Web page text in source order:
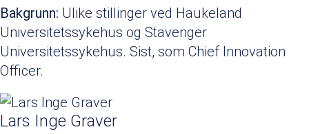
Bakgrunn: Ulike stillinger ved Haukeland
Universitetssykehus og Stavenger
Universitetssykehus. Sist, som Chief Innovation
Officer.
Lars Inge Graver